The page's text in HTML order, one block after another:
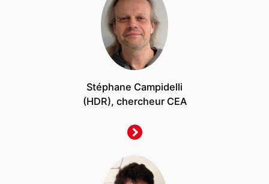
Stéphane Campidelli
(HDR), chercheur CEA